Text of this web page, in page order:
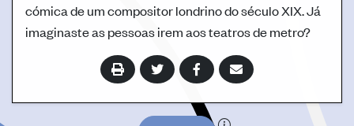
cómica de um compositor londrino do século XIX. Já
imaginaste as pessoas irem aos teatros de metro?